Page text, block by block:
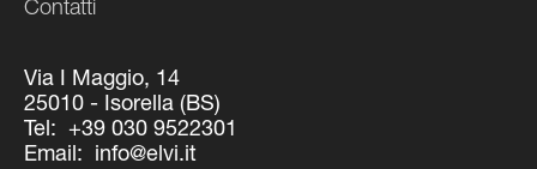
Contatti
Via I Maggio, 14
25010 - Isorella (BS)
Tel: +39 030 9522301
Email: info@elvi.it